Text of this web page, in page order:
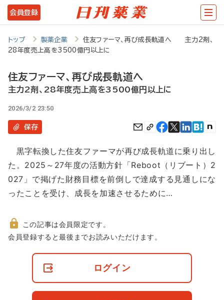
メ
イ
テ
ツ
に
動
会員登録
トップ 製薬企業
住友ファーマ、再び成長軌道へ 主力2剤、
28年度売上高を3500億円以上に
住友ファーマ、再び成長軌道へ
主力2剤、28年度売上高を3500億円以上に
2026/3/2 23:50
保存
黒字転換した住友ファーマが再び成長軌道に乗り出し
た。2025～27年度の活動方針「Reboot（リブート）2
027」で掲げた財務目標を前倒しで達成する見通しにな
ったことを受け、成長を加速させるために…
非
この記事は会員限定です。
会員登録すると最後までお読みいただけます。
ログイン